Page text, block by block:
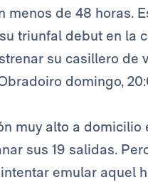
de 48 horas.
triunfal debut en la
su casillero de
domingo,
muy alto a
sus 19 salidas.
emular aquel